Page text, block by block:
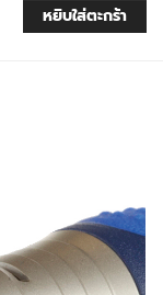
หยิบใส่ตะกร้า